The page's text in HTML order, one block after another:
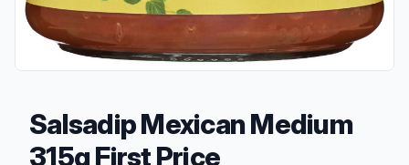
Salsadip Mexican Medium
315g First Price